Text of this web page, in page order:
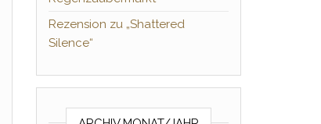
Rezension zu „Shattered
Silence“